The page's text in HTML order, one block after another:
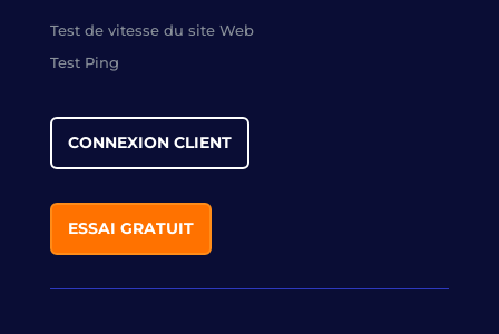
Test de vitesse du site Web
Test Ping
CONNEXION CLIENT
ESSAI GRATUIT